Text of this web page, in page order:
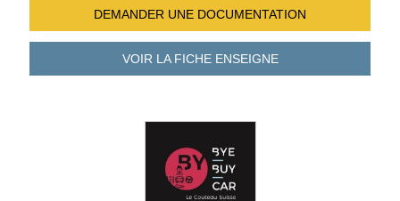
DEMANDER UNE DOCUMENTATION
VOIR LA FICHEENSEIGNE